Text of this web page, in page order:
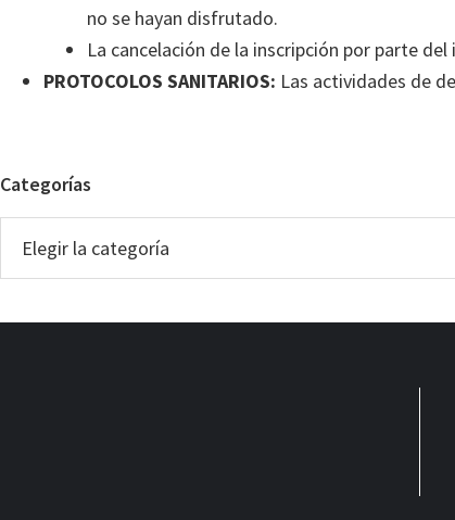
no se hayan disfrutado.
La cancelación de la inscripción por parte
PROTOCOLOS SANITARIOS: Las actividades de
Barra
lateral
principal
Categorías